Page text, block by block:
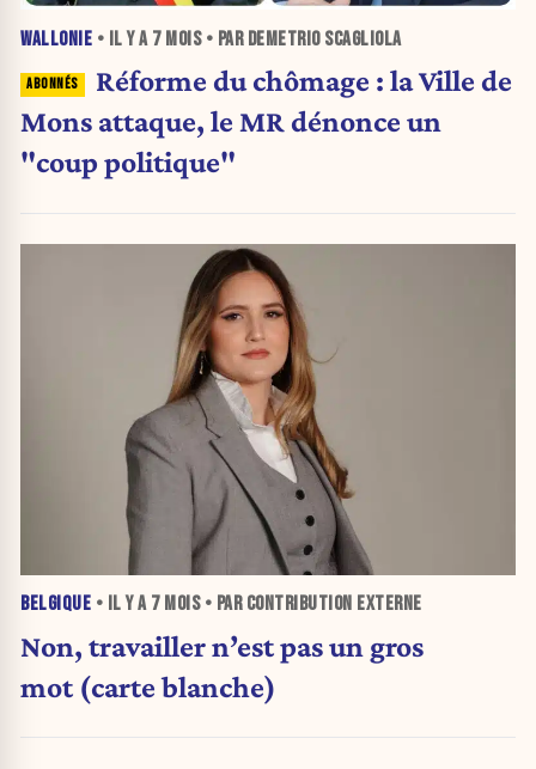
WALLONIE • IL Y A 7 MOIS• PAR DEMETRIO SCAGLIOLA
Réforme du chômage : la Ville de
Mons attaque, le MR dénonce un
"coup politique"
BELGIQUE • IL Y A 7 MOIS• PAR CONTRIBUTION EXTERNE
Non, travailler n’est pas un gros
mot (carte blanche)